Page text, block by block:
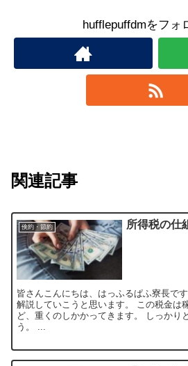
hufflepuffdmをフォ
関連記事
倹約・節約 所得税の仕
皆さんこんにちは、はっふるぱふ寮長で
解説していこうと思います。 この税金は
ど、重くのしかかってきます。 しっかり
う。 ...